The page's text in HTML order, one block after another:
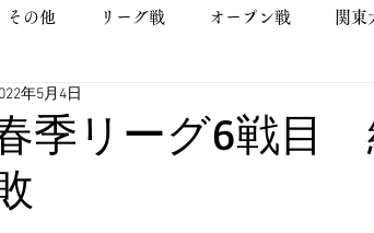
その他 リーグ戦 オープン戦 関東
季リーグ6戦目
年5月4日